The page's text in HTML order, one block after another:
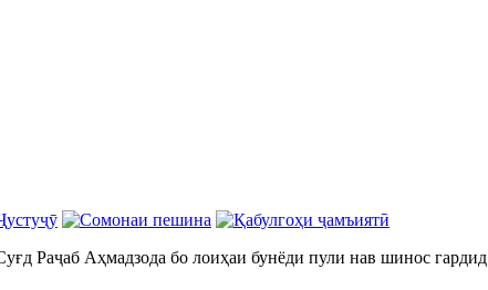
Раҷаб Аҳмадзода бо лоиҳаи бунёди пули нав шинос гардид